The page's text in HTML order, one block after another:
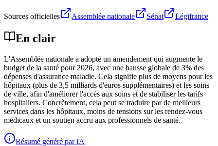
Sources officielles Assemblée nationale Sénat Légifrance
En clair
L'Assemblée nationale a adopté un amendement qui augmente le
budget de la santé pour 2026, avec une hausse globale de 3% des
dépenses d'assurance maladie. Cela signifie plus de moyens pour les
hôpitaux (plus de 3,5 milliards d'euros supplémentaires) et les soins
de ville, afin d'améliorer l'accès aux soins et de stabiliser les tarifs
hospitaliers. Concrètement, cela peut se traduire par de meilleurs
services dans les hôpitaux, moins de tensions sur les rendez-vous
médicaux et un soutien accru aux professionnels de santé.
Résumé généré par IA